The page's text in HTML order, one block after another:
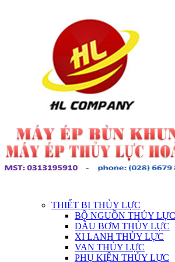
THIẾT BỊ THỦY LỰC
BỘ NGUỒN THỦY LỰC
ĐẦU BƠM THỦY LỰC
XI LANH THỦY LỰC
VAN THỦY LỰC
PHỤ KIỆN THỦY LỰC